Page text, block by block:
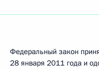
Федеральный закон
28 января 2011 года и